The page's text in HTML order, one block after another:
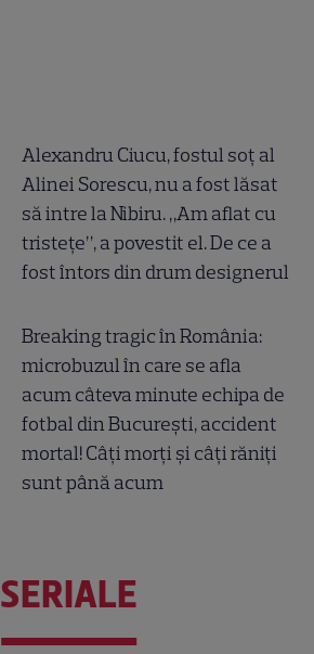
Alexandru Ciucu, fostul soț al
Alinei Sorescu, nu a fost lăsat
să intre la Nibiru. „Am aflat cu
tristețe”, a povestit el. De ce a
fost întors din drum designerul
Breaking tragic în România:
microbuzul în care se afla
acum câteva minute echipa de
fotbal din București, accident
mortal! Câți morți și câți răniți
sunt până acum
SERIALE